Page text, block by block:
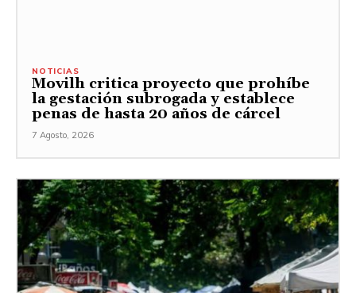
NOTICIAS
Movilh critica proyecto que prohíbe
la gestación subrogada y establece
penas de hasta 20 años de cárcel
7 Agosto, 2026